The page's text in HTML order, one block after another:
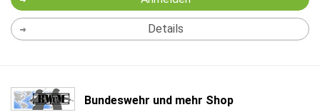
Details
Bundeswehr und mehr Shop